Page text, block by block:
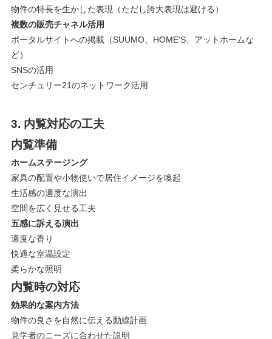
物件の特長を生かした表現（ただし誇大表現は避ける）
複数の販売チャネル活用
ポータルサイトへの掲載（SUUMO、HOME'S、アットホームな
ど）
SNSの活用
センチュリー21のネットワーク活用
3. 内覧対応の工夫
内覧準備
ホームステージング
家具の配置や小物使いで居住イメージを喚起
生活感の適度な演出
空間を広く見せる工夫
五感に訴える演出
適度な香り
快適な室温設定
柔らかな照明
内覧時の対応
効果的な案内方法
物件の良さを自然に伝える動線計画
見学者のニーズに合わせた説明